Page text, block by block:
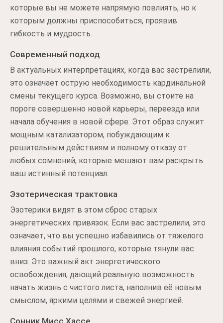
которые вы не можете напрямую повлиять, но к
которым должны приспособиться, проявив
гибкость и мудрость.
Современный подход
В актуальных интерпретациях, когда вас застрелили,
это означает острую необходимость кардинальной
смены текущего курса. Возможно, вы стоите на
пороге совершенно новой карьеры, переезда или
начала обучения в новой сфере. Этот образ служит
мощным катализатором, побуждающим к
решительным действиям и полному отказу от
любых сомнений, которые мешают вам раскрыть
ваш истинный потенциал.
Эзотерическая трактовка
Эзотерики видят в этом сброс старых
энергетических привязок. Если вас застрелили, это
означает, что вы успешно избавились от тяжелого
влияния событий прошлого, которые тянули вас
вниз. Это важный акт энергетического
освобождения, дающий реальную возможность
начать жизнь с чистого листа, наполнив её новым
смыслом, яркими целями и свежей энергией.
Сонник Мисс Хассе